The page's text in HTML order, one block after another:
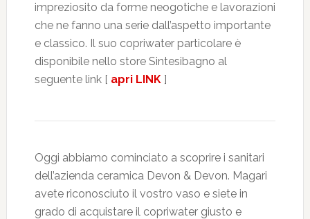
impreziosito da forme neogotiche e lavorazioni
che ne fanno una serie dall’aspetto importante
e classico. Il suo copriwater particolare è
disponibile nello store Sintesibagno al
seguente link [ apri LINK]
Oggi abbiamo cominciato a scoprire i sanitari
dell’azienda ceramica Devon & Devon. Magari
avete riconosciuto il vostro vaso e siete in
grado di acquistare il copriwater giusto e